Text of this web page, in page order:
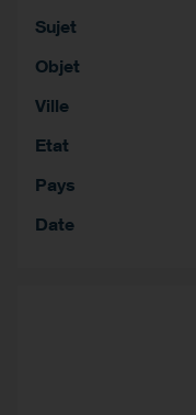
Sujet
Objet
Ville
Etat
Pays
Date